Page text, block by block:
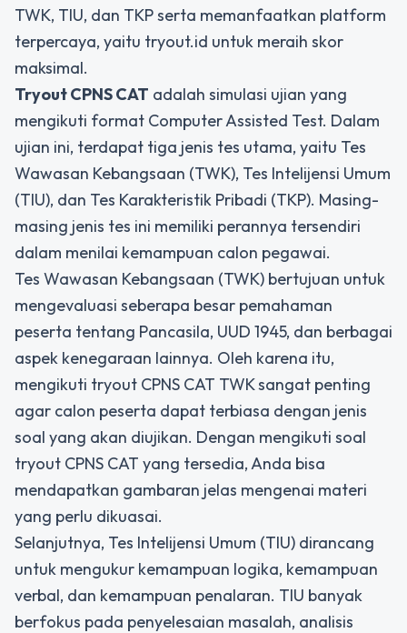
TWK, TIU, dan TKP serta memanfaatkan platform
terpercaya, yaitu tryout.id untuk meraih skor
maksimal.
Tryout CPNS CAT adalah simulasi ujian yang
mengikuti format Computer Assisted Test. Dalam
ujian ini, terdapat tiga jenis tes utama, yaitu Tes
Wawasan Kebangsaan (TWK), Tes Intelijensi Umum
(TIU), dan Tes Karakteristik Pribadi (TKP). Masing-
masing jenis tes ini memiliki perannya tersendiri
dalam menilai kemampuan calon pegawai.
Tes Wawasan Kebangsaan (TWK) bertujuan untuk
mengevaluasi seberapa besar pemahaman
peserta tentang Pancasila, UUD 1945, dan berbagai
aspek kenegaraan lainnya. Oleh karena itu,
mengikuti tryout CPNS CAT TWK sangat penting
agar calon peserta dapat terbiasa dengan jenis
soal yang akan diujikan. Dengan mengikuti soal
tryout CPNS CAT yang tersedia, Anda bisa
mendapatkan gambaran jelas mengenai materi
yang perlu dikuasai.
Selanjutnya, Tes Intelijensi Umum (TIU) dirancang
untuk mengukur kemampuan logika, kemampuan
verbal, dan kemampuan penalaran. TIU banyak
berfokus pada penyelesaian masalah, analisis